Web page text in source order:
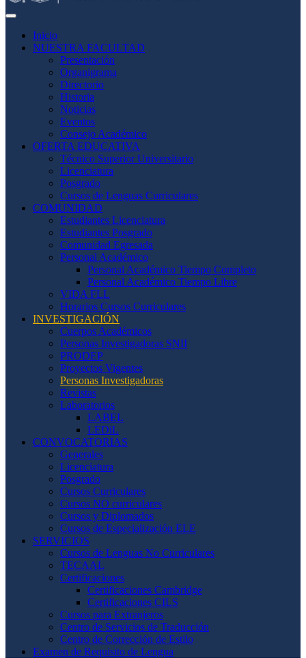
Inicio
NUESTRA FACULTAD
Presentación
Organigrama
Directorio
Historia
Noticias
Eventos
Consejo Académico
OFERTA EDUCATIVA
Técnico Superior Universitario
Licenciatura
Posgrado
Cursos de Lenguas Curriculares
COMUNIDAD
Estudiantes Licenciatura
Estudiantes Posgrado
Comunidad Egresada
Personal Académico
Personal Académico Tiempo Completo
Personal Académico Tiempo Libre
VIDA FLL
Horarios Cursos Curriculares
INVESTIGACIÓN
Cuerpos Académicos
Personas Investigadoras SNII
PRODEP
Proyectos Vigentes
Personas Investigadoras
Revistas
Laboratorios
LABEL
LEDiL
CONVOCATORIAS
Generales
Licenciatura
Posgrado
Cursos Curriculares
Cursos NO curriculares
Cursos y Diplomados
Cursos de Especialización ELE
SERVICIOS
Cursos de Lenguas No Curriculares
TECAAL
Certificaciones
Certificaciones Cambridge
Certificaciones CILS
Cursos para Extranjeros
Centro de Servicios de Traducción
Centro de Corrección de Estilo
Examen de Requisito de Lengua